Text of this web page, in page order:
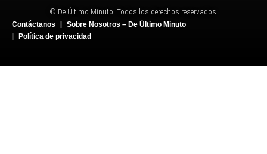
© De Último Minuto. Todos los derechos reservados.
Contáctanos
Sobre Nosotros – De Último Minuto
Política de privacidad